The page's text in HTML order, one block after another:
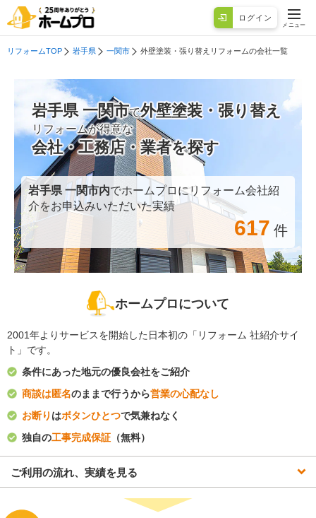
ログイン
メニュー
リフォームTOP 岩手県 一関市 外壁塗装・張り替えリフォームの会社一覧
岩手県 一関市で外壁塗装・張り替え
リフォームが得意な
会社・工務店・業者を探す
岩手県 一関市内でホームプロにリフォーム会社紹
介をお申込みいただいた実績
617 件
ホームプロについて
2001年よりサービスを開始した日本初の「リフォーム 社紹介サイ
ト」です。
条件にあった地元の優良会社をご紹介
商談は匿名のままで行うから営業の心配なし
お断り はボタンひとつで気兼ねなく
独自の工事完成保証 （無料）
ご利用の流れ、実績を見る